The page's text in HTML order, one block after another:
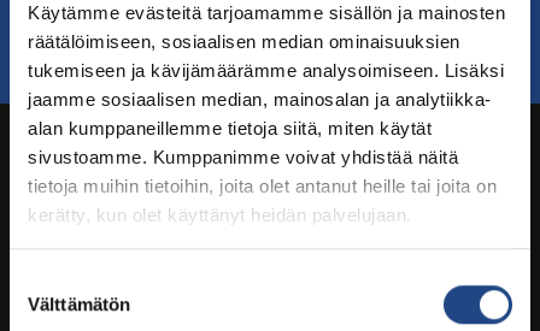
Käytämme evästeitä tarjoamamme sisällön ja mainosten
räätälöimiseen, sosiaalisen median ominaisuuksien
tukemiseen ja kävijämäärämme analysoimiseen. Lisäksi
jaamme sosiaalisen median, mainosalan ja analytiikka-
alan kumppaneillemme tietoja siitä, miten käytät
sivustoamme. Kumppanimme voivat yhdistää näitä
tietoja muihin tietoihin, joita olet antanut heille tai joita on
kerätty, kun olet käyttänyt heidän palvelujaan.
valinta
Välttämätön
Jos haluat lisätietoja, ota yhteyttä myyntiin
Ota yhteyttä myyntiin
Digitaaliset esitteet ja katalogit ISSUU.comissa